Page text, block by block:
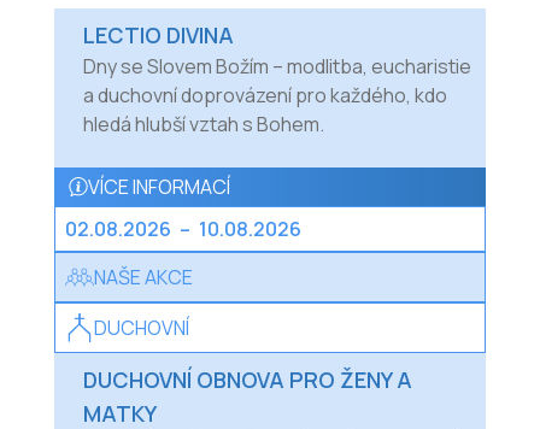
LECTIO DIVINA
Dny se Slovem Božím – modlitba, eucharistie
a duchovní doprovázení pro každého, kdo
hledá hlubší vztah s Bohem.
VÍCE INFORMACÍ
02.08.2026 – 10.08.2026
NAŠE AKCE
DUCHOVNÍ
DUCHOVNÍ OBNOVA PRO ŽENY A
MATKY